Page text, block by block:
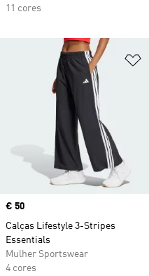
11 cores
Price
€ 50
Calças Lifestyle 3-Stripes
Essentials
Mulher Sportswear
4 cores